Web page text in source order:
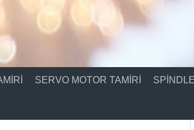
SERVO MOTOR TAMIRI